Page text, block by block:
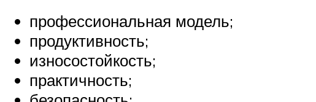
профессиональная модель;
продуктивность;
износостойкость;
практичность;